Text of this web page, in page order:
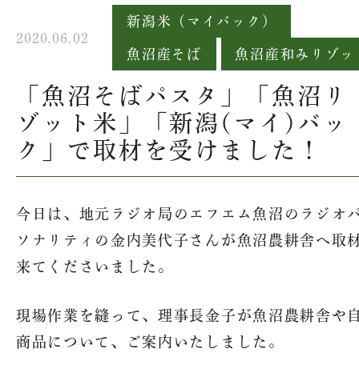
2020.06.02
新潟米（マイバック）
魚沼産そば 魚沼産和みリゾッ
「魚沼そばパスタ」「魚沼リ
ゾット米」「新潟(マイ)バッ
ク」で取材を受けました！
今日は、地元ラジオ局のエフエム魚沼のラジオ
ソナリティの金内美代子さんが魚沼農耕舎へ取
来てくださいました。
現場作業を縫って、理事長金子が魚沼農耕舎や
商品について、ご案内いたしました。